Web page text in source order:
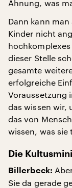
Ahnung, was
Dann kann
Kinder nicht
dieser Stelle
gesamte
erfolgreiche
Voraussetzung
das wissen wir,
das von
wissen, was sie
Die
Billerbeck:
Sie da gerade